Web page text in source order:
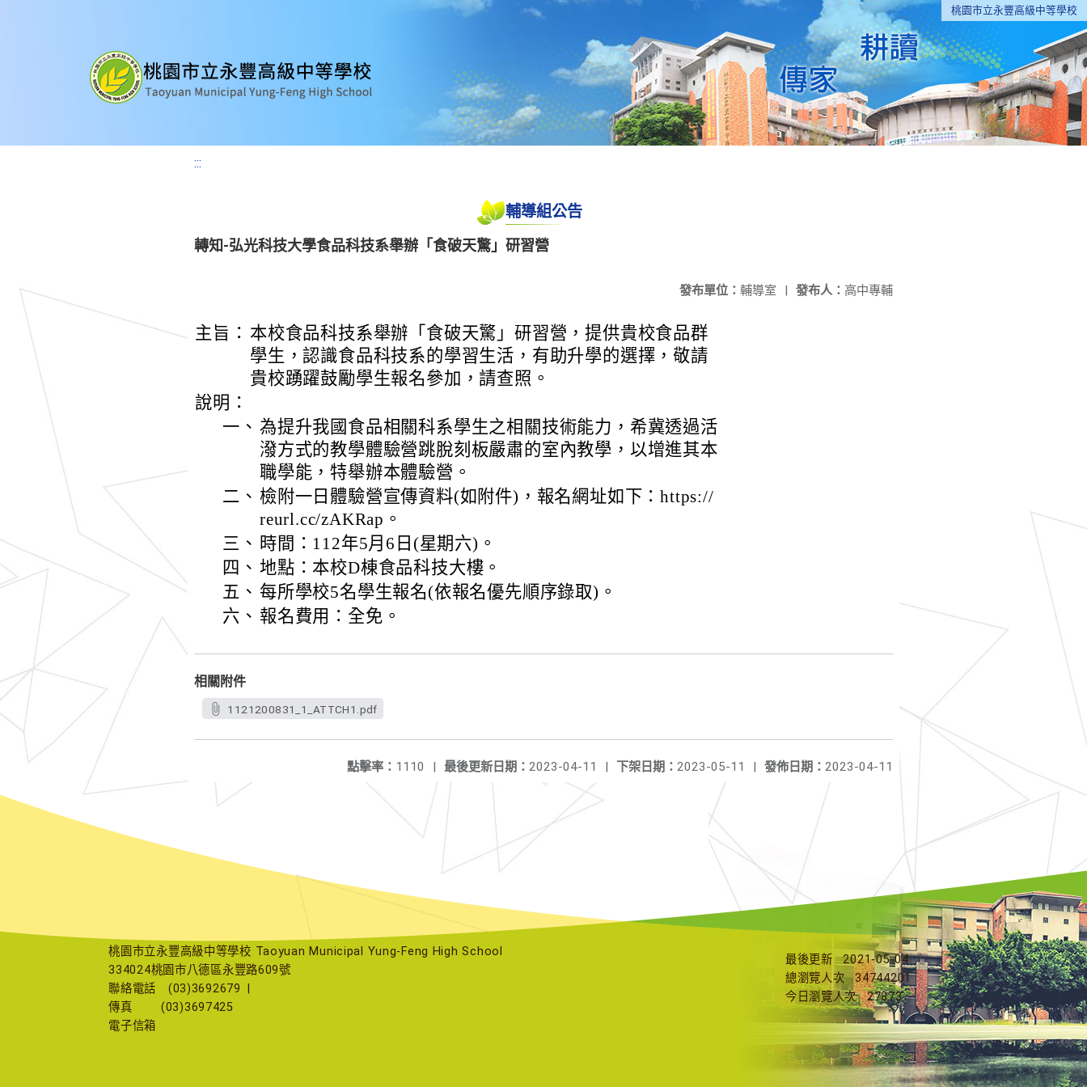
桃園市立永豐高級中等學校
:::
輔導組公告
轉知-弘光科技大學食品科技系舉辦「食破天驚」研習營
發布人： 高中專輔
發布單位： 輔導室 |
主旨： 本校食品科技系舉辦「食破天驚」研習營，提供貴校食品群
學生，認識食品科技系的學習生活，有助升學的選擇，敬請
貴校踴躍鼓勵學生報名參加，請查照。
說明：
一、 為提升我國食品相關科系學生之相關技術能力，希冀透過活
潑方式的教學體驗營跳脫刻板嚴肅的室內教學，以增進其本
職學能，特舉辦本體驗營。
二、 檢附一日體驗營宣傳資料(如附件)，報名網址如下：https://
reurl.cc/zAKRap。
三、 時間：112年5月6日(星期六)。
四、 地點：本校D棟食品科技大樓。
五、 每所學校5名學生報名(依報名優先順序錄取)。
六、 報名費用：全免。
相關附件
1121200831_1_ATTCH1.pdf
發佈日期： 2023-04-11
下架日期： 2023-05-11 |
最後更新日期： 2023-04-11 |
點擊率： 1110 |
桃園市立永豐高級中等學校 Taoyuan Municipal Yung-Feng High School
334024桃園市八德區永豐路609號
聯絡電話
(03)3692679
傳真
(03)3697425
電子信箱
最後更新
2021-05-04
總瀏覽人次
34744201
今日瀏覽人次
27873